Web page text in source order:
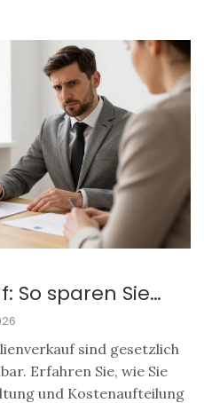
So sparen Sie
sind gesetzlich
Erfahren Sie, wie Sie
und Kostenaufteilung